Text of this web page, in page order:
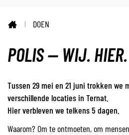
DOEN
POLIS — WIJ.
Tussen 29 mei en 21 juni trokken we
verschillende locaties in Ternat.
Hier verbleven we telkens 5 dagen.
Waarom? Om te ontmoeten, om